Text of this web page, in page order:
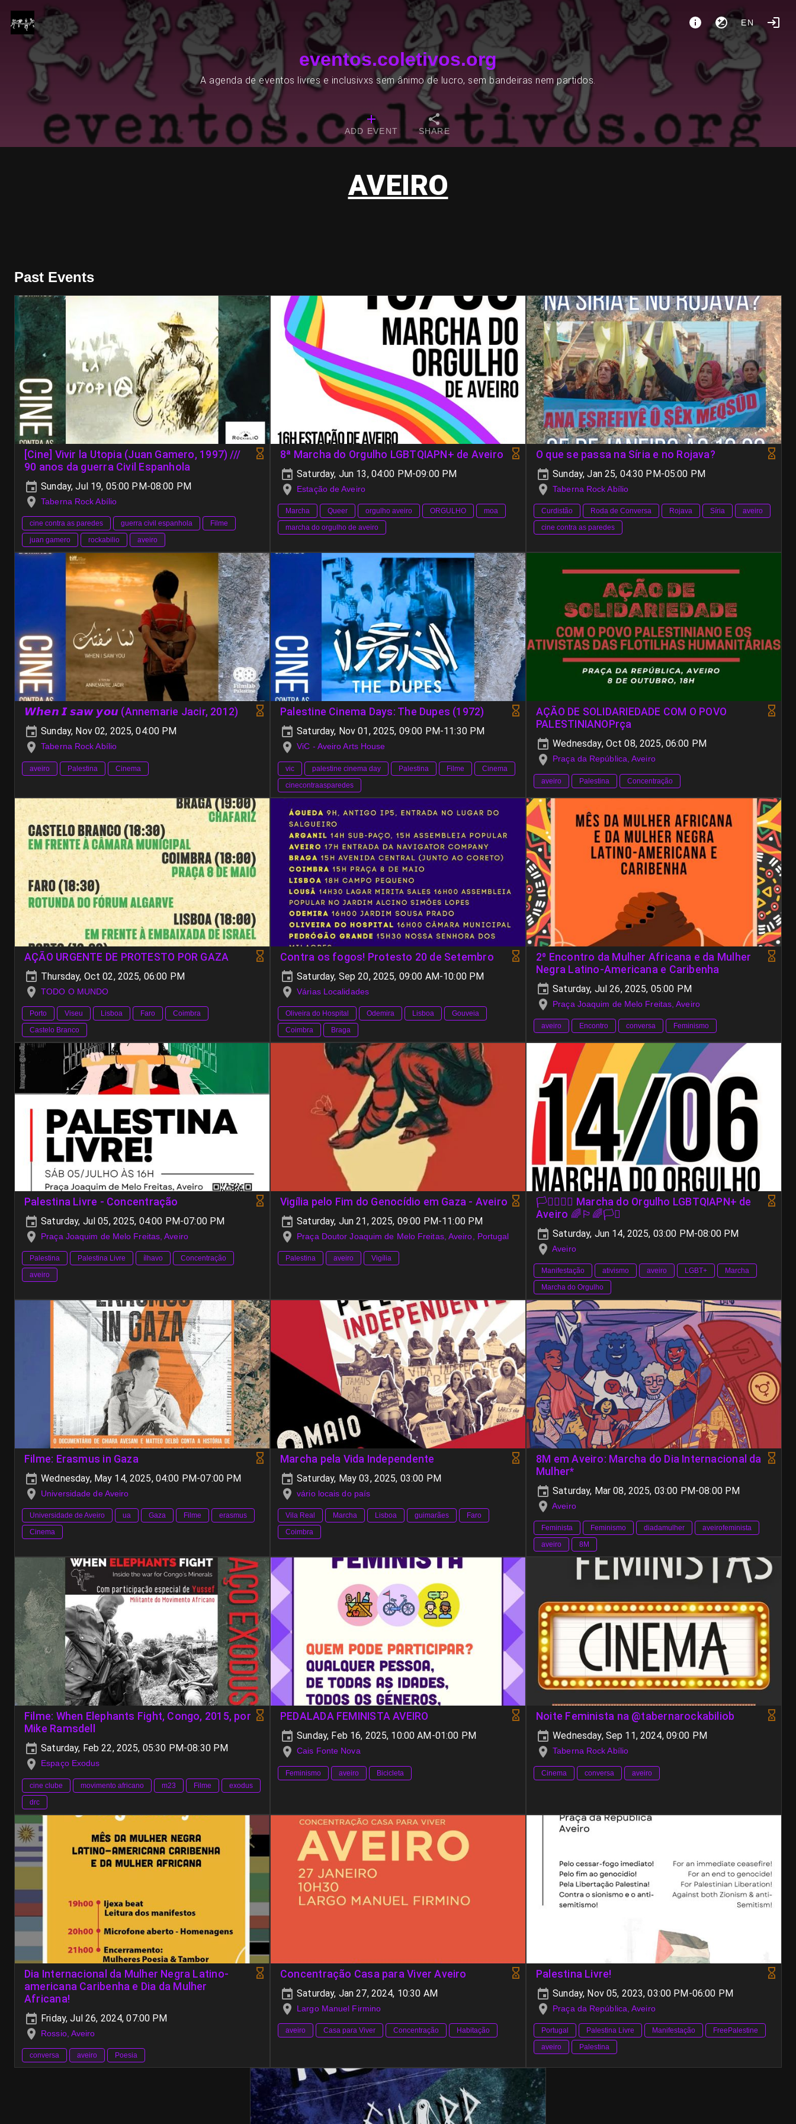
EN
eventos.coletivos.org
A agenda de eventos livres e inclusivxs sem ânimo de lucro, sem bandeiras nem partidos.
ADD EVENT SHARE
AVEIRO
Past Events
[Cine] Vivir la Utopia (Juan Gamero, 1997) ///
90 anos da guerra Civil Espanhola
Sunday, Jul 19, 05:00 PM-08:00 PM
Taberna Rock Abílio
cine contra as paredes guerra civil espanhola
Filme
juan gamero
rockabilio aveiro
8ª Marcha do Orgulho LGBTQIAPN+ de Aveiro
Saturday, Jun 13, 04:00 PM-09:00 PM
Estação de Aveiro
Marcha Queer orgulho aveiro ORGULHO
moa
marcha do orgulho de aveiro
O que se passa na Síria e no Rojava?
Sunday, Jan 25, 04:30 PM-05:00 PM
Taberna Rock Abílio
Curdistão Roda de Conversa Rojava Síria
aveiro
cine contra as paredes
𝙒𝙝𝙚𝙣 𝙄 𝙨𝙖𝙬 𝙮𝙤𝙪 (Annemarie Jacir, 2012)
Sunday, Nov 02, 2025, 04:00 PM
Taberna Rock Abílio
aveiro Palestina Cinema
Palestine Cinema Days: The Dupes (1972)
Saturday, Nov 01, 2025, 09:00 PM-11:30 PM
ViC - Aveiro Arts House
vic palestine cinema day Palestina Filme
Cinema
cinecontraasparedes
AÇÃO DE SOLIDARIEDADE COM O POVO
PALESTINIANOPrça
Wednesday, Oct 08, 2025, 06:00 PM
Praça da República, Aveiro
aveiro Palestina Concentração
AÇÃO URGENTE DE PROTESTO POR GAZA
Thursday, Oct 02, 2025, 06:00 PM
TODO O MUNDO
Porto Viseu Lisboa Faro
Coimbra
Castelo Branco
Contra os fogos! Protesto 20 de Setembro
Saturday, Sep 20, 2025, 09:00 AM-10:00 PM
Várias Localidades
Oliveira do Hospital Odemira Lisboa
Gouveia
Coimbra
Braga
2⁰ Encontro da Mulher Africana e da Mulher
Negra Latino-Americana e Caribenha
Saturday, Jul 26, 2025, 05:00 PM
Praça Joaquim de Melo Freitas, Aveiro
aveiro Encontro conversa Feminismo
Palestina Livre - Concentração
Saturday, Jul 05, 2025, 04:00 PM-07:00 PM
Praça Joaquim de Melo Freitas, Aveiro
Palestina Palestina Livre ílhavo
Concentração
aveiro
Vigília pelo Fim do Genocídio em Gaza - Aveiro
Saturday, Jun 21, 2025, 09:00 PM-11:00 PM
Praça Doutor Joaquim de Melo Freitas, Aveiro, Portugal
Palestina aveiro Vigília
🏳️‍⚧️🏳️‍🌈🌈 Marcha do Orgulho LGBTQIAPN+ de
Aveiro 🌈🏳️‍🌈🏳️‍⚧️
Saturday, Jun 14, 2025, 03:00 PM-08:00 PM
Aveiro
Manifestação ativismo aveiro LGBT+
Marcha
Marcha do Orgulho
Filme: Erasmus in Gaza
Wednesday, May 14, 2025, 04:00 PM-07:00 PM
Universidade de Aveiro
Universidade de Aveiro ua Gaza Filme
erasmus
Cinema
Marcha pela Vida Independente
Saturday, May 03, 2025, 03:00 PM
vário locais do país
Vila Real Marcha Lisboa guimarães
Faro
Coimbra
8M em Aveiro: Marcha do Dia Internacional da
Mulher*
Saturday, Mar 08, 2025, 03:00 PM-08:00 PM
Aveiro
Feminista Feminismo diadamulher
aveirofeminista
aveiro
8M
Filme: When Elephants Fight, Congo, 2015, por
Mike Ramsdell
Saturday, Feb 22, 2025, 05:30 PM-08:30 PM
Espaço Exodus
cine clube movimento africano m23 Filme
exodus
drc
PEDALADA FEMINISTA AVEIRO
Sunday, Feb 16, 2025, 10:00 AM-01:00 PM
Cais Fonte Nova
Feminismo aveiro Bicicleta
Noite Feminista na @tabernarockabiliob
Wednesday, Sep 11, 2024, 09:00 PM
Taberna Rock Abílio
Cinema conversa aveiro
Dia Internacional da Mulher Negra Latino-
americana Caribenha e Dia da Mulher
Africana!
Friday, Jul 26, 2024, 07:00 PM
Rossio, Aveiro
conversa aveiro Poesia
Concentração Casa para Viver Aveiro
Saturday, Jan 27, 2024, 10:30 AM
Largo Manuel Firmino
aveiro Casa para Viver Concentração Habitação
Palestina Livre!
Sunday, Nov 05, 2023, 03:00 PM-06:00 PM
Praça da República, Aveiro
Portugal Palestina Livre Manifestação
FreePalestine
aveiro
Palestina